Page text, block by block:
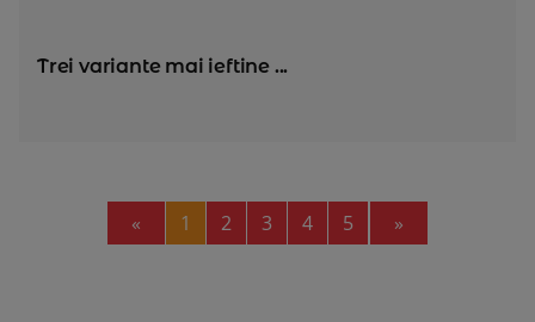
Trei variante mai ieftine ...
« Previous
1 2 3 4 5 »